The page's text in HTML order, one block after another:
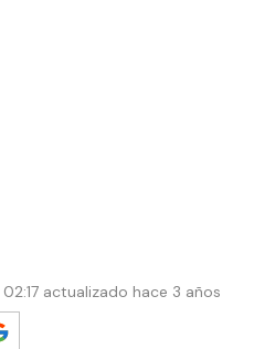
actualizado hace 3 años